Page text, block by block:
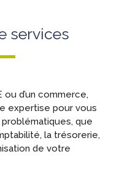
services
ou d’un commerce,
expertise pour vous
que
la trésorerie,
de votre